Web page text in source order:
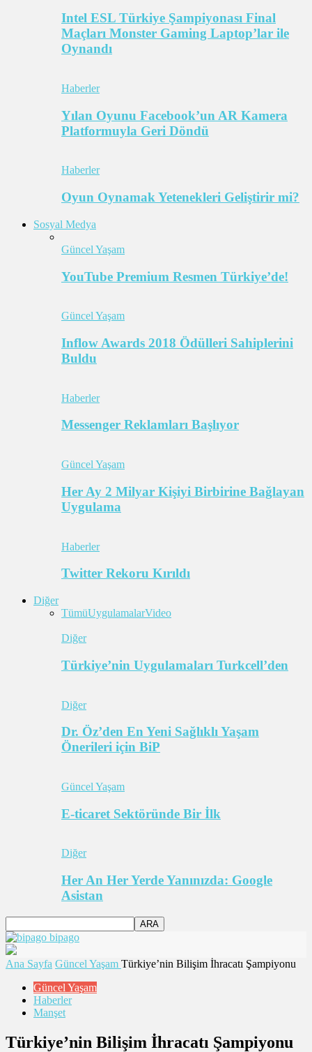
Intel ESL Türkiye Şampiyonası Final
Maçları Monster Gaming Laptop’lar ile
Oynandı
Haberler
Yılan Oyunu Facebook’un AR Kamera
Platformuyla Geri Döndü
Haberler
Oyun Oynamak Yetenekleri Geliştirir mi?
Sosyal Medya
Güncel Yaşam
YouTube Premium Resmen Türkiye’de!
Güncel Yaşam
Inflow Awards 2018 Ödülleri Sahiplerini
Buldu
Haberler
Messenger Reklamları Başlıyor
Güncel Yaşam
Her Ay 2 Milyar Kişiyi Birbirine Bağlayan
Uygulama
Haberler
Twitter Rekoru Kırıldı
Diğer
TümüUygulamalarVideo
Diğer
Türkiye’nin Uygulamaları Turkcell’den
Diğer
Dr. Öz’den En Yeni Sağlıklı Yaşam
Önerileri için BiP
Güncel Yaşam
E-ticaret Sektöründe Bir İlk
Diğer
Her An Her Yerde Yanınızda: Google
Asistan
bipago
Ana Sayfa Güncel Yaşam Türkiye’nin Bilişim İhracatı Şampiyonu
Güncel Yaşam
Haberler
Manşet
Türkiye’nin Bilişim İhracatı Şampiyonu